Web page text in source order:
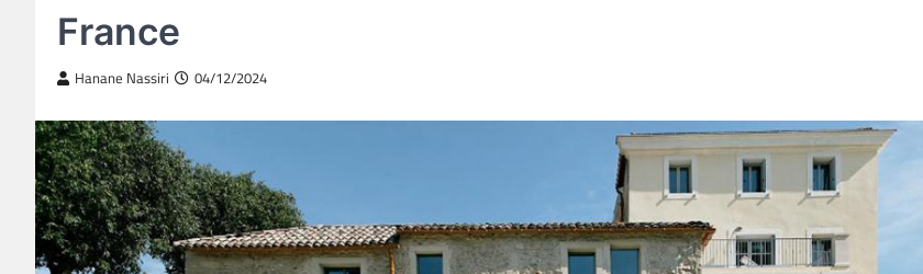
France
Hanane Nassiri 04/12/2024